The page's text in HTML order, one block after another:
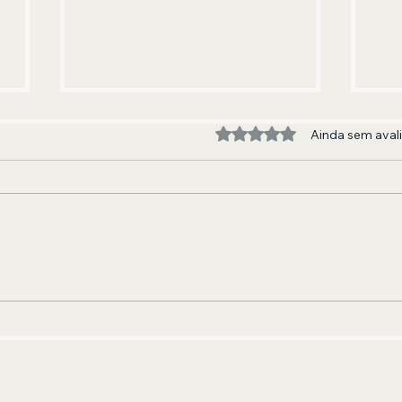
Avaliado com 0 de 5
Ainda sem